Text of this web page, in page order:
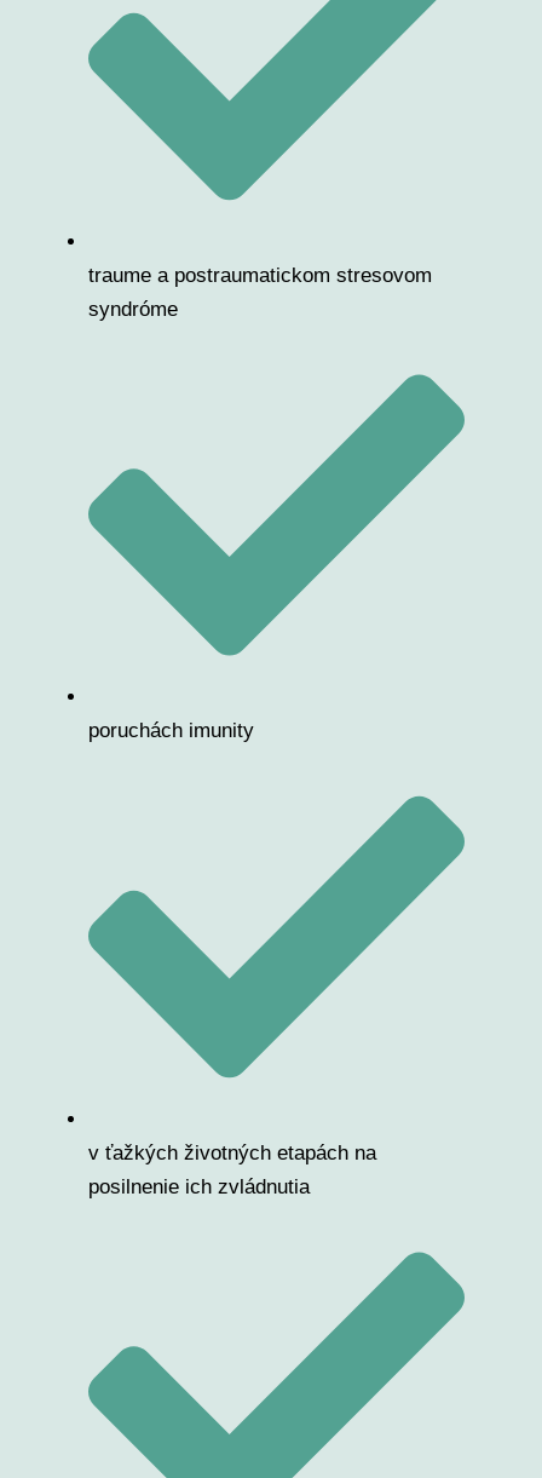
traume a postraumatickom stresovom
syndróme
poruchách imunity
v ťažkých životných etapách na
posilnenie ich zvládnutia